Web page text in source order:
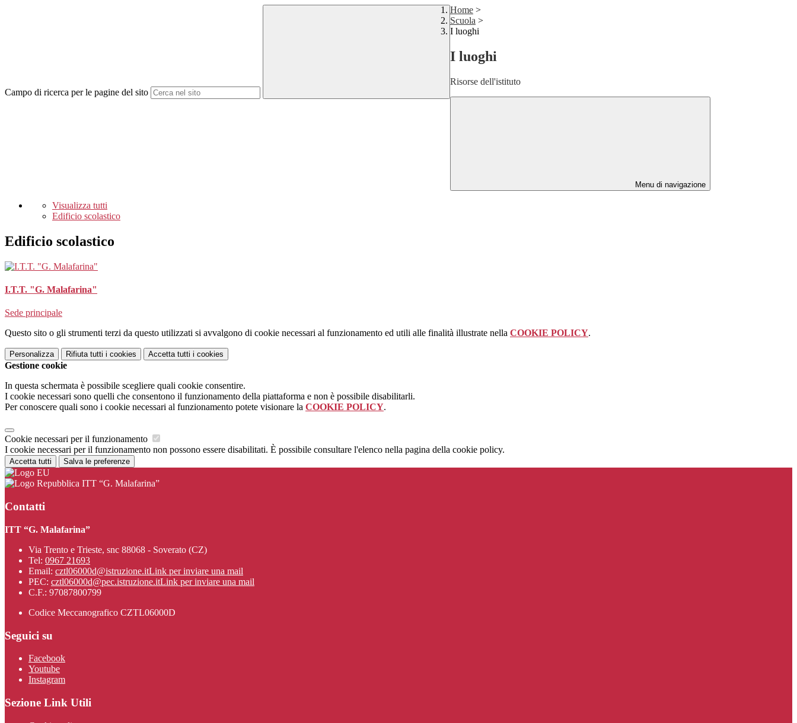
Campo di ricerca per le pagine del sito
Home >
Scuola >
I luoghi
I luoghi
Risorse dell'istituto
Menu di navigazione
Visualizza tutti
Edificio scolastico
Edificio scolastico
I.T.T. "G. Malafarina"
Sede principale
Questo sito o gli strumenti terzi da questo utilizzati si avvalgono di cookie necessari al funzionamento ed utili alle finalità illustrate nella COOKIE POLICY.
Personalizza Rifiuta tutti i cookies Accetta tutti i cookies
Gestione cookie
In questa schermata è possibile scegliere quali cookie consentire.
I cookie necessari sono quelli che consentono il funzionamento della piattaforma e non è possibile disabilitarli.
Per conoscere quali sono i cookie necessari al funzionamento potete visionare la COOKIE POLICY.
Cookie necessari per il funzionamento
I cookie necessari per il funzionamento non possono essere disabilitati. È possibile consultare l'elenco nella pagina della cookie policy.
Accetta tutti Salva le preferenze
ITT “G. Malafarina”
Contatti
ITT “G. Malafarina”
Via Trento e Trieste, snc 88068 - Soverato (CZ)
Tel: 0967 21693
Email: cztl06000d@istruzione.itLink per inviare una mail
PEC: cztl06000d@pec.istruzione.itLink per inviare una mail
C.F.: 97087800799
Codice Meccanografico CZTL06000D
Seguici su
Facebook
Youtube
Instagram
Sezione Link Utili